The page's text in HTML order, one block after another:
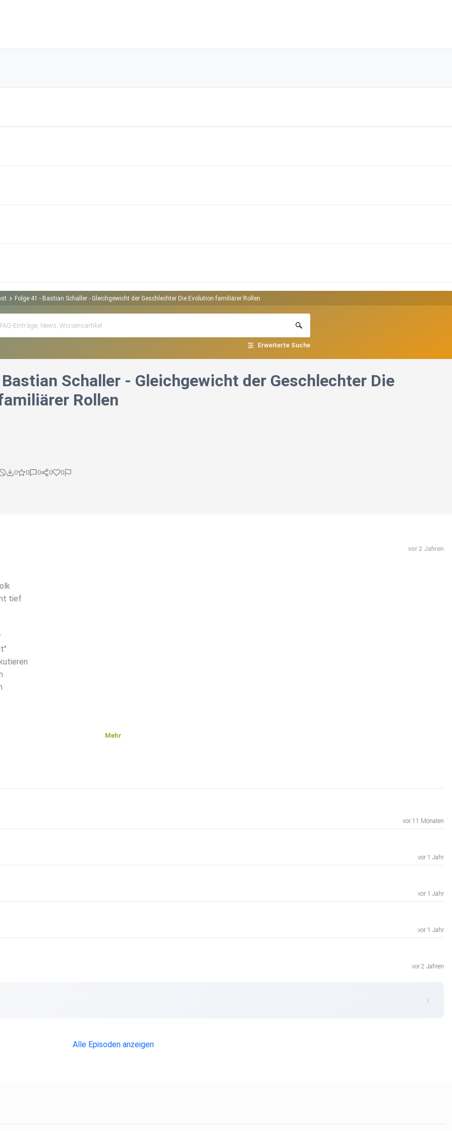
Folge 41 - Bastian Schaller - Gleichgewicht der Geschlechter Die Evolution familiärer Rollen
Erweiterte Suche
Schaller - Gleichgewicht der Geschlechter Die
Rollen
0 0 0 0 0
vor 2 Jahren
tief
Mehr
vor 11 Monaten
vor 1 Jahr
vor 1 Jahr
vor 1 Jahr
vor 2 Jahren
Alle Episoden anzeigen